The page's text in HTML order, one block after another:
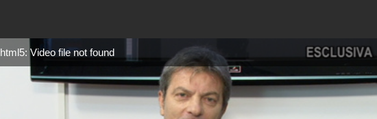
html5: Video file not found